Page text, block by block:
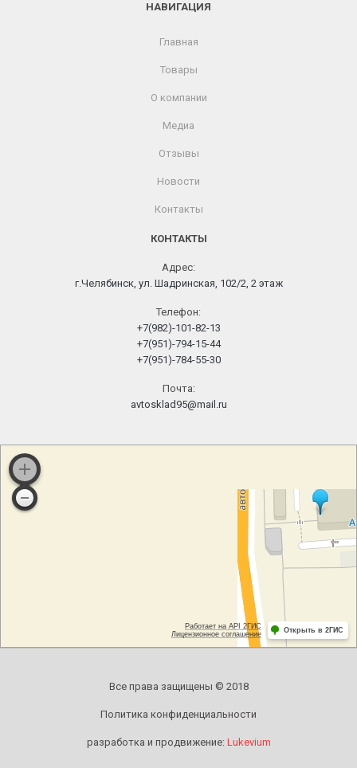
НАВИГАЦИЯ
Главная
Товары
О компании
Медиа
Отзывы
Новости
Контакты
КОНТАКТЫ
Адрес:
г.Челябинск, ул. Шадринская, 102/2, 2 этаж
Телефон:
+7(982)-101-82-13
+7(951)-794-15-44
+7(951)-784-55-30
Почта:
avtosklad95@mail.ru
Все права защищены © 2018
Политика конфиденциальности
разработка и продвижение: Lukevium